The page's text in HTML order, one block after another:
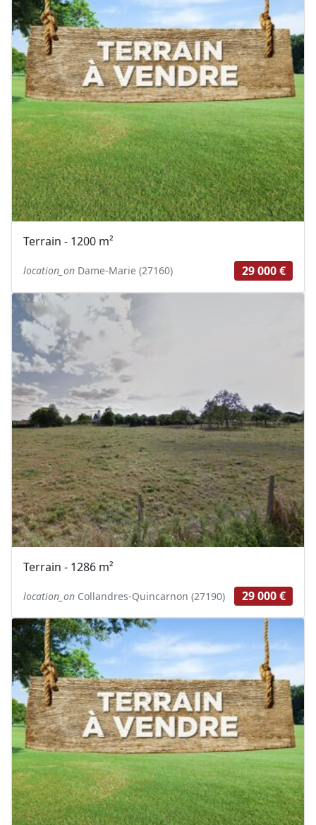
Terrain - 1200 m²
location_on Dame-Marie (27160) 29 000 €
Terrain - 1286 m²
location_on Collandres-Quincarnon (27190) 29 000 €